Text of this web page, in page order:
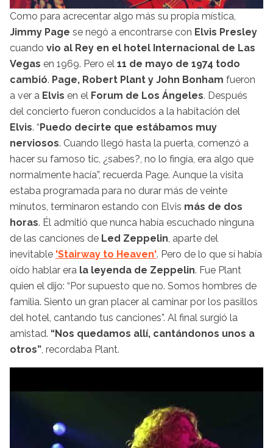
Como para acrecentar algo más su propia mística,
Jimmy Page se negó a encontrarse con Elvis Presley
cuando vio al Rey en el hotel Internacional de Las
Vegas en 1969. Pero el 11 de mayo de 1974 todo
cambió. Page, Robert Plant y John Bonham fueron
a ver a Elvis en el Forum de Los Ángeles. Después
del concierto fueron conducidos a la habitación del
Elvis. “Puedo decirte que estábamos muy
nerviosos. Cuando llegó hasta la puerta, comenzó a
hacer su famoso tic, ¿sabes?, no lo fingía, era algo que
normalmente hacía”, recuerda Page. Aunque la visita
estaba programada para no durar más de veinte
minutos, terminaron estando con Elvis más de dos
horas. Él admitió que nunca había escuchado ninguna
de las canciones de Led Zeppelin, aparte del
inevitable 'Stairway to Heaven'. Pero de lo que sí había
oído hablar era la leyenda de Zeppelin. Fue Plant
quien el dijo: “Por supuesto que no. Somos hombres de
familia. Siento un gran placer al caminar por los pasillos
del hotel, cantando tus canciones”. Al final surgió la
amistad. “Nos quedamos allí, cantándonos unos a
otros”, recordaba Plant.